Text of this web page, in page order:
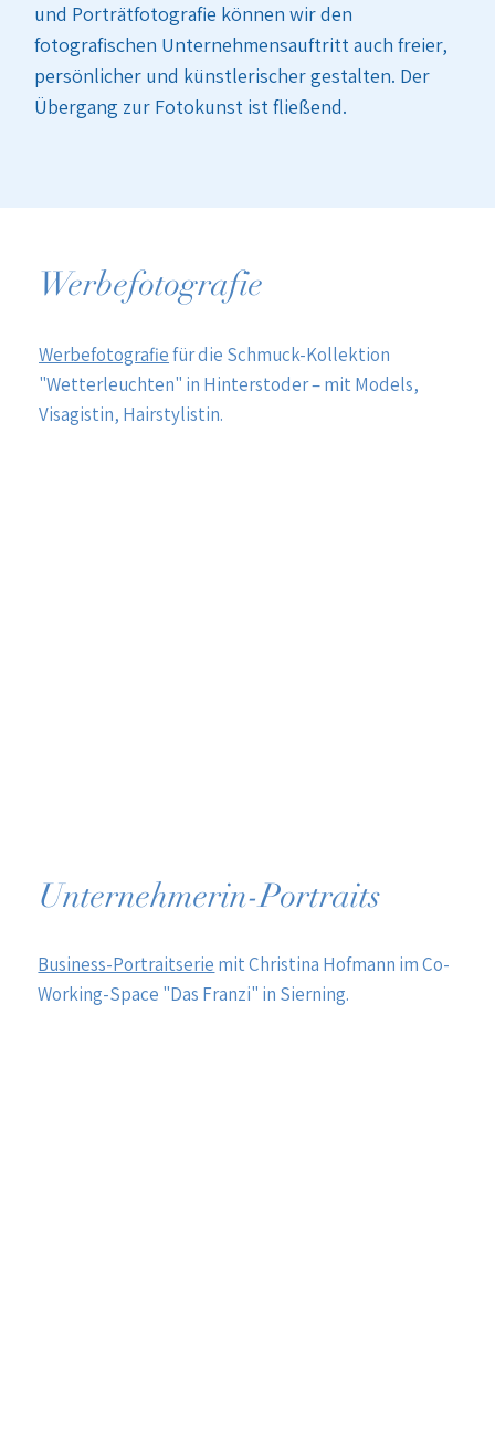
und Porträtfotografie können wir den
fotografischen Unternehmensauftritt auch freier,
persönlicher und künstlerischer gestalten. Der
Übergang zur Fotokunst ist fließend.
Werbefotografie
Werbefotografiefür die Schmuck-Kollektion
"Wetterleuchten" in Hinterstoder – mit Models,
Visagistin, Hairstylistin.
Unternehmerin-Portraits
Business-Portraitserie mit Christina Hofmann im Co-
Working-Space "Das Franzi" in Sierning.